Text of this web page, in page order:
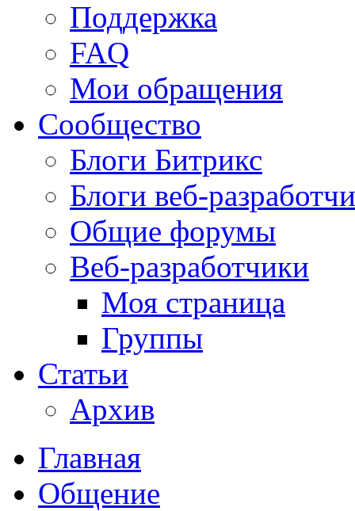
Поддержка
FAQ
Мои обращения
Сообщество
Блоги Битрикс
Блоги веб-
Общие форумы
Веб-разработчики
Моя страница
Группы
Статьи
Архив
Главная
Общение